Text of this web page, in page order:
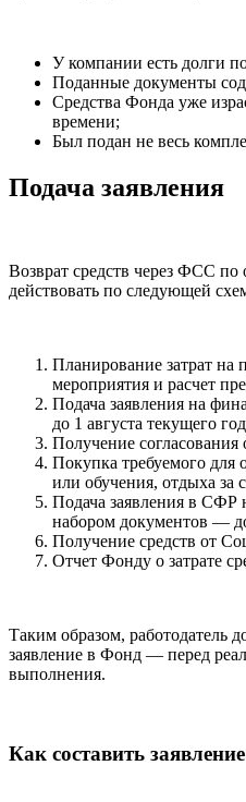
У компании есть долги
Поданные документы
Средства Фонда уже
времени;
Был подан не весь
Подача заявления
Возврат средств через ФСС по
действовать по следующей
Планирование затрат на
мероприятия и расчет
Подача заявления на
до 1 августа текущего
Получение
Покупка требуемого для
или обучения, отдыха за
Подача заявления в
набором документов —
Получение средств от
Отчет Фонду о затрате
Таким образом, работодатель
заявление в Фонд — перед
выполнения.
Как составить заявление